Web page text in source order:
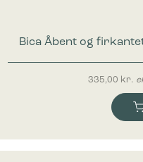
Bica Åbent og
335,00 kr.